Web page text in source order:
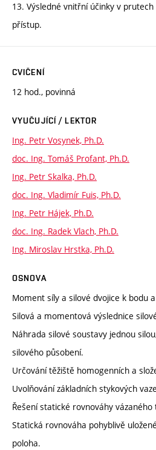
13. Výsledné vnitřní účinky v
přístup.
CVIČENÍ
12 hod., povinná
VYUČUJÍCÍ / LEKTOR
Ing. Petr Vosynek, Ph.D.
doc. Ing. Tomáš Profant, Ph.D.
Ing. Petr Skalka, Ph.D.
doc. Ing. Vladimír Fuis, Ph.D.
Ing. Petr Hájek, Ph.D.
doc. Ing. Radek Vlach, Ph.D.
Ing. Miroslav Hrstka, Ph.D.
OSNOVA
Moment síly a silové dvojice k bodu
Silová a momentová výslednice
Náhrada silové soustavy jednou
silového působení.
Určování těžiště homogenních a
Uvolňování základních stykových
Řešení statické rovnováhy vázaného
Statická rovnováha pohyblivě
poloha.